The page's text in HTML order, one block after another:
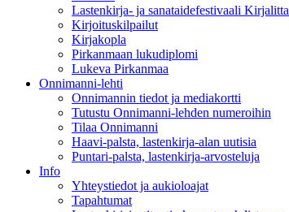
Lastenkirja- ja sanataidefestivaali Kirjalitta
Kirjoituskilpailut
Kirjakopla
Pirkanmaan lukudiplomi
Lukeva Pirkanmaa
Onnimanni-lehti
Onnimannin tiedot ja mediakortti
Tutustu Onnimanni-lehden numeroihin
Tilaa Onnimanni
Haavi-palsta, lastenkirja-alan uutisia
Puntari-palsta, lastenkirja-arvosteluja
Info
Yhteystiedot ja aukioloajat
Tapahtumat